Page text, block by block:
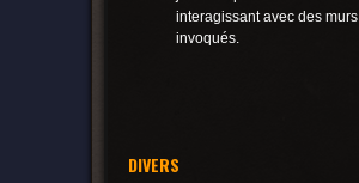
interagissant avec des murs
invoqués.
DIVERS